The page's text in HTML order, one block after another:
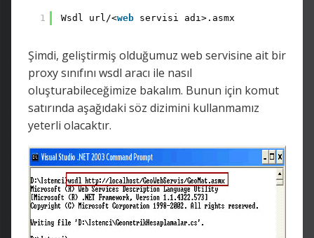
1 Wsdl url/<web servisi adı>.asmx
Şimdi, geliştirmiş olduğumuz web servisine ait bir
proxy sınıfını wsdl aracı ile nasıl
oluşturabileceğimize bakalım. Bunun için komut
satırında aşağıdaki söz dizimini kullanmamız
yeterli olacaktır.